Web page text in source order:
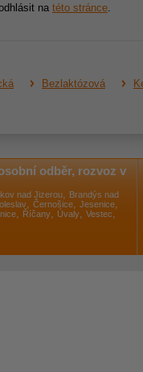
na této stránce
Bezlaktózová
odběr, rozvoz v
nad Jizerou
Brandýs nad
Černošice Jesenice
Říčany Úvaly Vestec